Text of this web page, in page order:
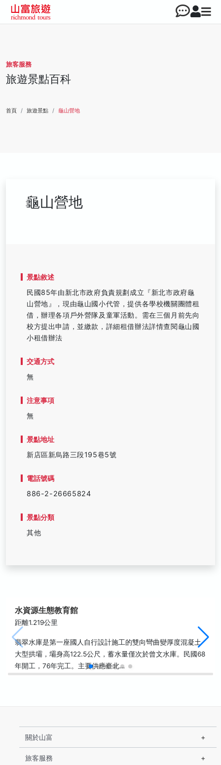
旅客服務
旅遊景點百科
首頁 旅遊景點 龜山營地
龜山營地
景點敘述
民國85年由新北市政府負責規劃成立『新北市政府龜
山營地』，現由龜山國小代管，提供各學校機關團體租
借，辦理各項戶外營隊及童軍活動。需在三個月前先向
校方提出申請，並繳款，詳細租借辦法詳情查閱龜山國
小租借辦法
交通方式
無
注意事項
無
景點地址
新店區新烏路三段195巷5號
電話號碼
886-2-26665824
景點分類
其他
水資源生態教育館
距離1.219公里
翡翠水庫是第一座國人自行設計施工的雙向彎曲變厚度混凝土
大型拱壩，壩身高122.5公尺，蓄水量僅次於曾文水庫。民國68
年開工，76年完工。主要供應臺北…
關於山富
旅客服務